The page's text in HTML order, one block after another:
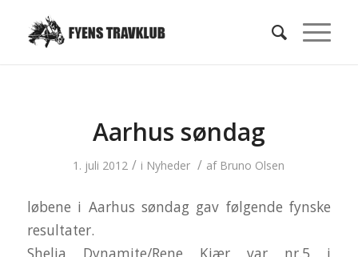
Aarhus søndag
1. juli 2012 / i Nyheder / af Bruno Olsen
løbene i Aarhus søndag gav følgende fynske
resultater.
Shelia Dynamite/Rene Kjær var nr.5 i